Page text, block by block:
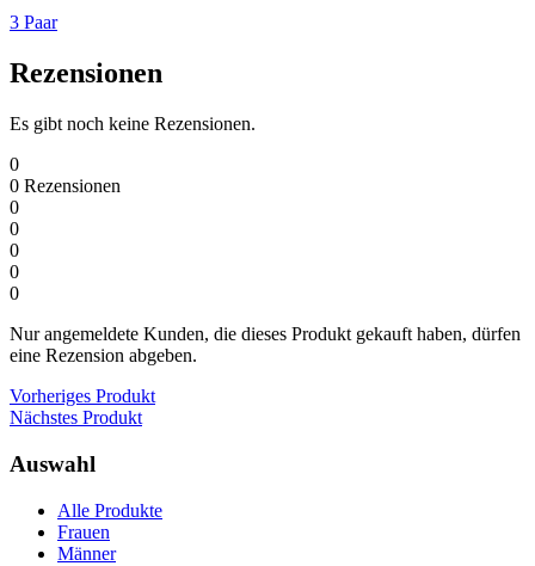
3 Paar
Rezensionen
Es gibt noch keine Rezensionen.
0
0 Rezensionen
0
0
0
0
0
Nur angemeldete Kunden, die dieses Produkt gekauft haben, dürfen
eine Rezension abgeben.
Vorheriges Produkt
Nächstes Produkt
Auswahl
Alle Produkte
Frauen
Männer